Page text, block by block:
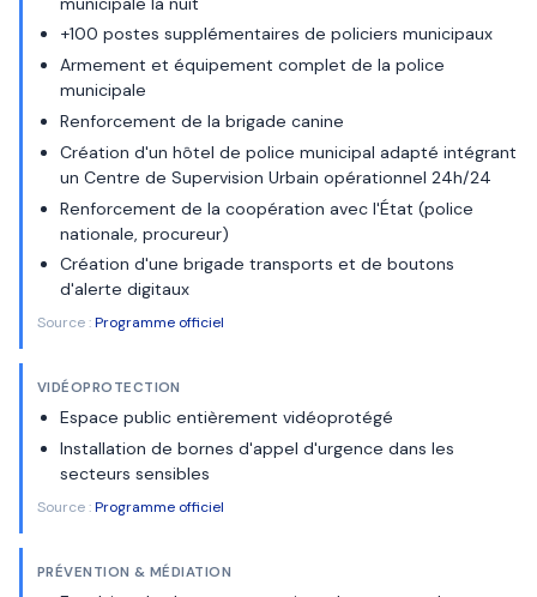
+100 postes supplémentaires de policiers municipaux
Armement et équipement complet de la police
municipale
Renforcement de la brigade canine
Création d'un hôtel de police municipal adapté intégrant
un Centre de Supervision Urbain opérationnel 24h/24
Renforcement de la coopération avec l'État (police
nationale, procureur)
Création d'une brigade transports et de boutons
d'alerte digitaux
Source :Programme officiel
VIDÉOPROTECTION
Espace public entièrement vidéoprotégé
Installation de bornes d'appel d'urgence dans les
secteurs sensibles
Source :Programme officiel
PRÉVENTION & MÉDIATION